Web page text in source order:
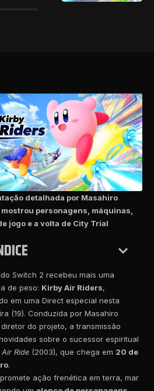
detalhada por Masahiro
personagens, máquinas,
jogo e a volta de City Trial
Switch 2 recebeu mais uma
de peso: Kirby Air Riders,
em uma Direct especial nesta
(19). Conduzida por Masahiro
do projeto, a transmissão
sobre o sucessor espiritual
Ride (2003), que chega em 20 de
.
ação frenética em terra, mar